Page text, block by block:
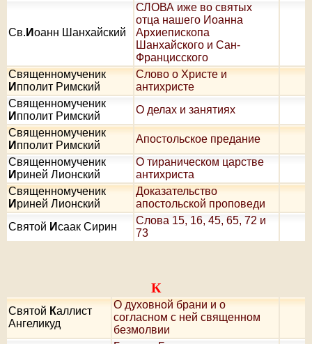
Св. Иоанн Шанхайский
СЛОВА иже во святых
отца нашего Иоанна
Архиепископа
Шанхайского и Сан-
Францисского
Священномученик
И пполит Римский
Слово о Христе и
антихристе
Священномученик
И пполит Римский
О делах и занятиях
Священномученик
И пполит Римский
Апостольское предание
Священномученик
И риней Лионский
О тираническом царстве
антихриста
Священномученик
И риней Лионский
Доказательство
апостольской проповеди
Святой Исаак Сирин
Слова 15, 16, 45, 65, 72 и
73
К
Святой Каллист
Ангеликуд
О духовной брани и о
согласном с ней священном
безмолвии